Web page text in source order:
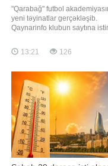
"Qarabağ" futbol
yeni təyinatlar gerçəkləşib.
Qaynarinfo klubun saytına
mövsümündə komandaları
çalışdıracaq məşqçilər
koordinatoru Aftandil Hacıyevin
rəhbərliyi altında akademiya
komandalarında aşağıdakı
məşqçilə
13:21 126